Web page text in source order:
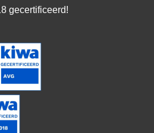
gecertificeerd!